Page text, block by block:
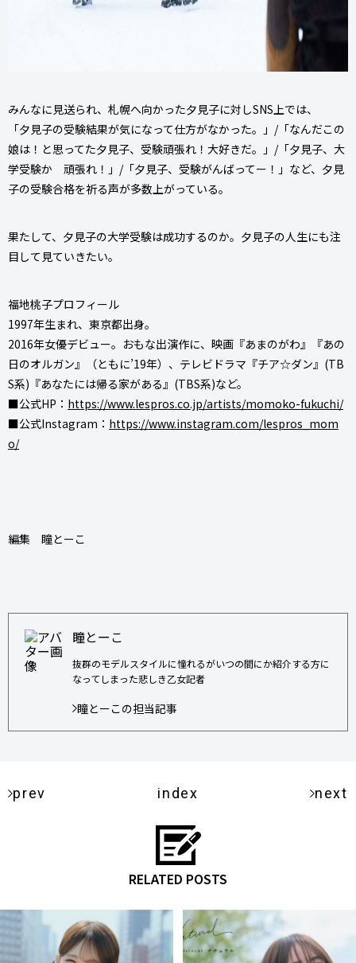
みんなに見送られ、札幌へ向かった夕見子に対しSNS上では、
「夕見子の受験結果が気になって仕方がなかった。」/「なんだこの
娘は！と思ってた夕見子、受験頑張れ！大好きだ。」/「夕見子、大
学受験か 頑張れ！」/「夕見子、受験がんばってー！」など、夕見
子の受験合格を祈る声が多数上がっている。
果たして、夕見子の大学受験は成功するのか。夕見子の人生にも注
目して見ていきたい。
福地桃子プロフィール
1997年生まれ、東京都出身。
2016年女優デビュー。おもな出演作に、映画『あまのがわ』『あの
日のオルガン』（ともに’19年）、テレビドラマ『チア☆ダン』(TB
S系)『あなたには帰る家がある』(TBS系)など。
■公式HP： https://www.lespros.co.jp/artists/momoko-fukuchi/
■公式Instagram： https://www.instagram.com/lespros_mom
o/
編集 瞳とーこ
瞳とーこ
抜群のモデルスタイルに憧れるがいつの間にか紹介する方に
なってしまった悲しき乙女記者
瞳とーこの担当記事
prev index next
RELATED POSTS